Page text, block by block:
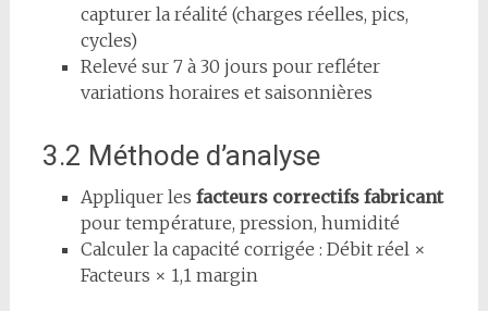
capturer la réalité (charges réelles, pics,
cycles)
Relevé sur 7 à 30 jours pour refléter
variations horaires et saisonnières
3.2 Méthode d’analyse
Appliquer les facteurs correctifs fabricant
pour température, pression, humidité
Calculer la capacité corrigée : Débit réel ×
Facteurs × 1,1 margin